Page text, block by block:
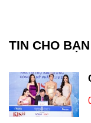
TIN CHO BẠN